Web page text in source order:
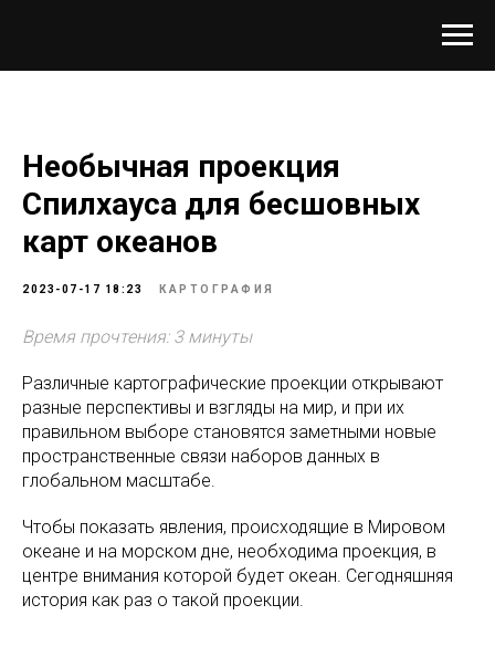
Необычная проекция
Спилхауса для бесшовных
карт океанов
2023-07-17 18:23 КАРТОГРАФИЯ
Время прочтения: 3 минуты
Различные картографические проекции открывают
разные перспективы и взгляды на мир, и при их
правильном выборе становятся заметными новые
пространственные связи наборов данных в
глобальном масштабе.
Чтобы показать явления, происходящие в Мировом
океане и на морском дне, необходима проекция, в
центре внимания которой будет океан. Сегодняшняя
история как раз о такой проекции.